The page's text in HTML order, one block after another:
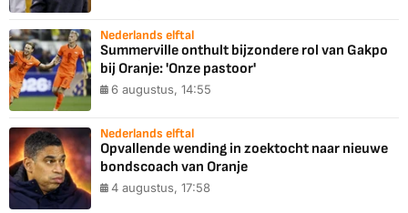
Nederlands elftal
Summerville onthult bijzondere rol van Gakpo
bij Oranje: 'Onze pastoor'
6 augustus, 14:55
Nederlands elftal
Opvallende wending in zoektocht naar nieuwe
bondscoach van Oranje
4 augustus, 17:58